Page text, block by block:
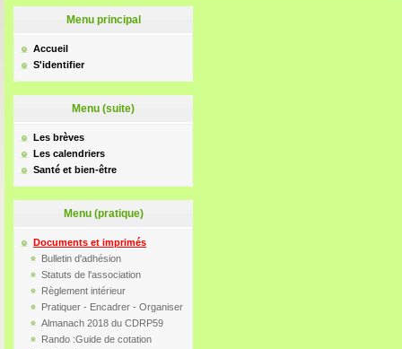
Menu principal
Accueil
S'identifier
Menu (suite)
Les brèves
Les calendriers
Santé et bien-être
Menu (pratique)
Documents et imprimés
Bulletin d'adhésion
Statuts de l'association
Règlement intérieur
Pratiquer - Encadrer - Organiser
Almanach 2018 du CDRP59
Rando :Guide de cotation